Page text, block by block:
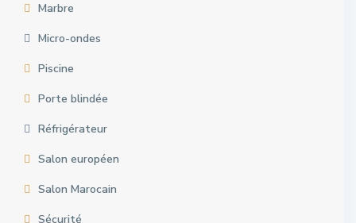
Marbre
Micro-ondes
Piscine
Porte blindée
Réfrigérateur
Salon européen
Salon Marocain
Sécurité